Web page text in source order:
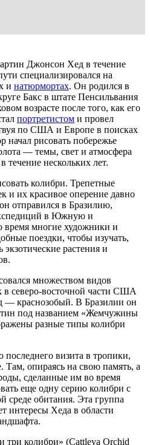
Джонсон Хед в течение
специализировался на
и натюрмортах. Он родился в
Бакс в штате Пенсильвания
возрасте после того, как его
портретистом и провел
по США и Европе в поисках
начал рисовать побережье
— темы, свет и атмосфера
течение нескольких лет.
колибри. Трепетные
и их красивое оперение давно
отправился в Бразилию,
в Южную и
многие художники и
поездки, чтобы изучать,
растения и
множеством видов
в северо-восточной части США
— краснозобый. В Бразилии он
под названием «Жемчужины
разные типы колибри
последнего визита в тропики,
опираясь на свою память, а
сделанные им во время
еще одну серию колибри с
среде обитания. Эта группа
интересы Хеда в области
три колибри» (Cattleya Orchid